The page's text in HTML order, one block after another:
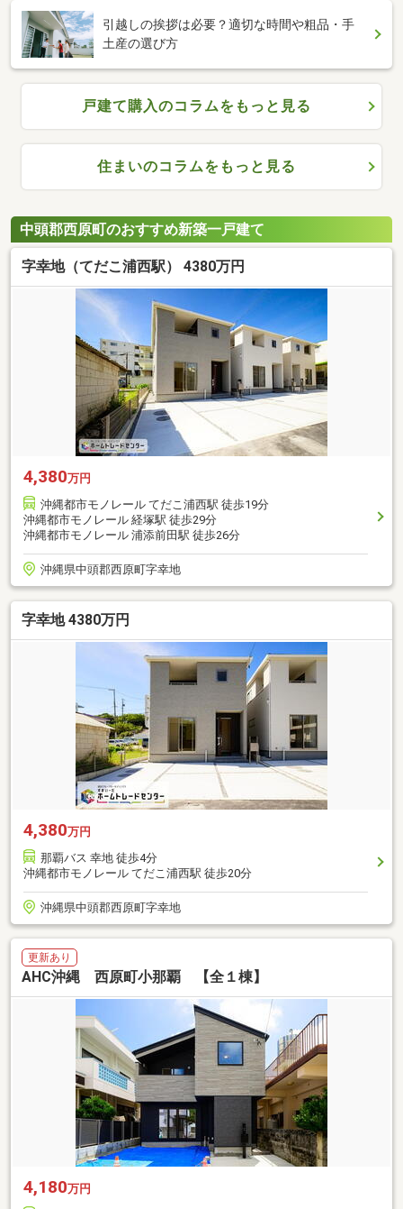
引越しの挨拶は必要？適切な時間や粗品・手
土産の選び方
戸建て購入のコラムをもっと見る
住まいのコラムをもっと見る
中頭郡西原町のおすすめ新築一戸建て
字幸地（てだこ浦西駅） 4380万円
4,380万円
沖縄都市モノレール てだこ浦西駅 徒歩19分
沖縄都市モノレール 経塚駅 徒歩29分
沖縄都市モノレール 浦添前田駅 徒歩26分
沖縄県中頭郡西原町字幸地
字幸地 4380万円
4,380万円
那覇バス 幸地 徒歩4分
沖縄都市モノレール てだこ浦西駅 徒歩20分
沖縄県中頭郡西原町字幸地
更新あり
AHC沖縄 西原町小那覇 【全１棟】
4,180万円